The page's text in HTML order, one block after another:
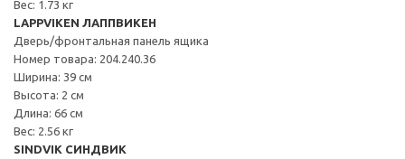
Вес: 1.73 кг
LAPPVIKEN ЛАППВИКЕН
Дверь/фронтальная панель ящика
Номер товара: 204.240.36
Ширина: 39 см
Высота: 2 см
Длина: 66 см
Вес: 2.56 кг
SINDVIK СИНДВИК